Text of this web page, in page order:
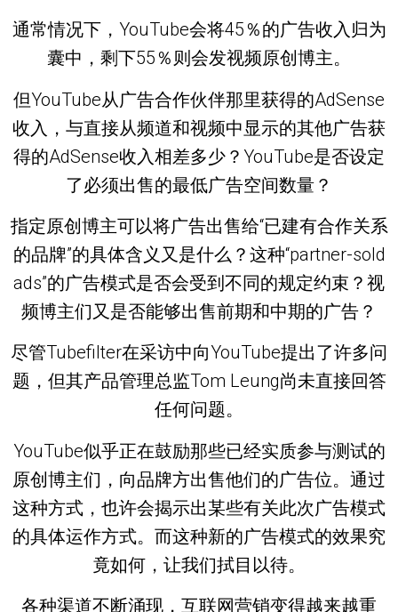
通常情况下，YouTube会将45％的广告收入归为
囊中，剩下55％则会发视频原创博主。
但YouTube从广告合作伙伴那里获得的AdSense
收入，与直接从频道和视频中显示的其他广告获
得的AdSense收入相差多少？YouTube是否设定
了必须出售的最低广告空间数量？
指定原创博主可以将广告出售给“已建有合作关系
的品牌”的具体含义又是什么？这种“partner-sold
ads”的广告模式是否会受到不同的规定约束？视
频博主们又是否能够出售前期和中期的广告？
尽管Tubefilter在采访中向YouTube提出了许多问
题，但其产品管理总监Tom Leung尚未直接回答
任何问题。
YouTube似乎正在鼓励那些已经实质参与测试的
原创博主们，向品牌方出售他们的广告位。通过
这种方式，也许会揭示出某些有关此次广告模式
的具体运作方式。而这种新的广告模式的效果究
竟如何，让我们拭目以待。
各种渠道不断涌现，互联网营销变得越来越重